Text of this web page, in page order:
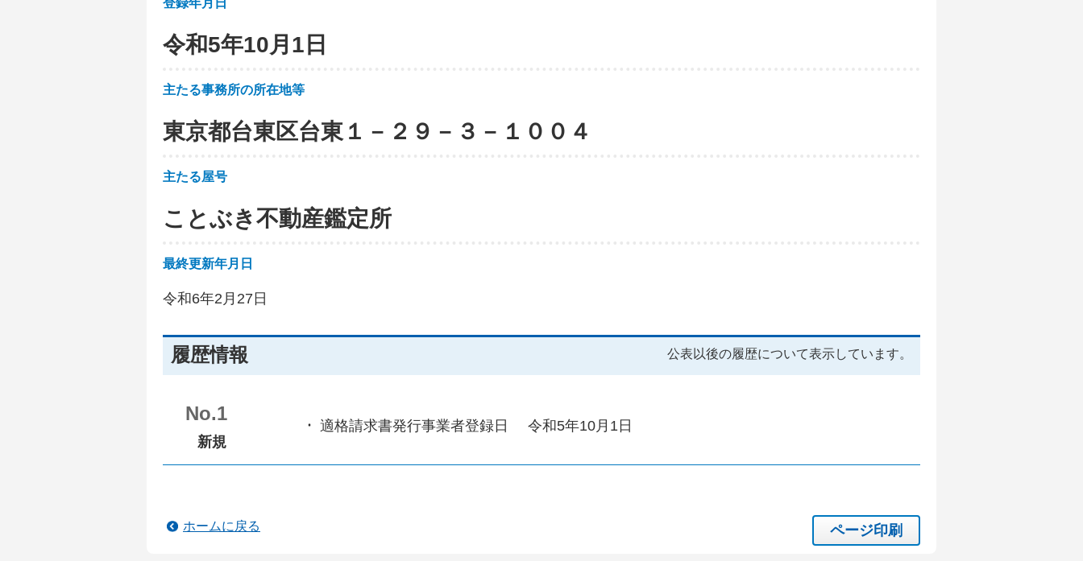
登録年月日
令和5年10月1日
主たる事務所の所在地等
東京都台東区台東１－２９－３－１００４
主たる屋号
ことぶき不動産鑑定所
最終更新年月日
令和6年2月27日
履歴情報 公表以後の履歴について表示しています。
No.1
新規
適格請求書発行事業者登録日 令和5年10月1日
ページ印刷
ホームに戻る